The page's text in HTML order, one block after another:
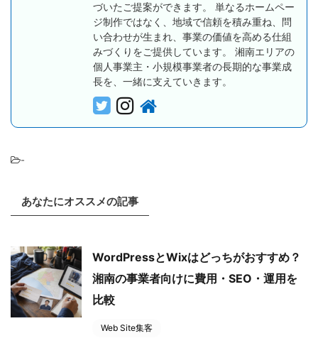
づいたご提案ができます。 単なるホームペー
ジ制作ではなく、地域で信頼を積み重ね、問
い合わせが生まれ、事業の価値を高める仕組
みづくりをご提供しています。 湘南エリアの
個人事業主・小規模事業者の長期的な事業成
長を、一緒に支えていきます。
-
あなたにオススメの記事
WordPressとWixはどっちがおすすめ？
湘南の事業者向けに費用・SEO・運用を
比較
Web Site集客